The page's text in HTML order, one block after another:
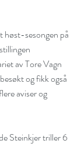
høst-sesongen på
av Tore Vagn
og fikk også
aviser og
Steinkjer triller 6